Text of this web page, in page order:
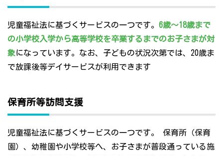
児童福祉法に基づくサービスの一つです。 6歳～18歳まで
の小学校入学から高等学校を卒業するまでのお子さまが対
象になっています。なお、子どもの状況次第では、20歳ま
で放課後等デイサービスが利用できます
保育所等訪問支援
児童福祉法に基づくサービスの一つです。 保育所（保育
園）、幼稚園や小学校等へ、お子さまが普段通っている施